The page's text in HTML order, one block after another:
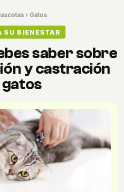
› Gatos
SU BIENESTAR
saber sobre
y castración
gatos